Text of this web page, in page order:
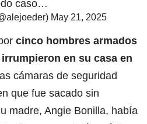
caso…
May 21, 2025
cinco hombres armados
en su casa en
cámaras de seguridad
que fue sacado sin
madre, Angie Bonilla, había